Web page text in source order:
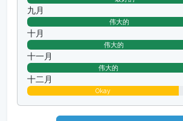
九月
伟大的
十月
伟大的
十一月
伟大的
十二月
Okay